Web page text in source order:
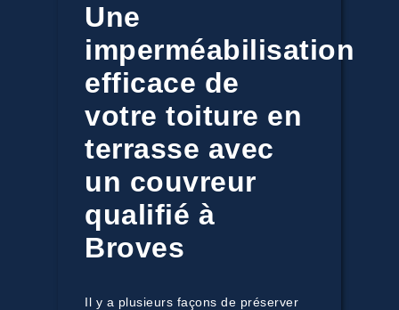
Une
imperméabilisation
efficace de
votre toiture en
terrasse avec
un couvreur
qualifié à
Broves
Il y a plusieurs façons de préserver